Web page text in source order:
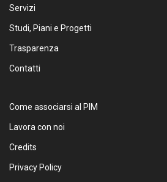
Servizi
Studi, Piani e Progetti
Trasparenza
Contatti
Come associarsi al PIM
Lavora con noi
Credits
Privacy Policy